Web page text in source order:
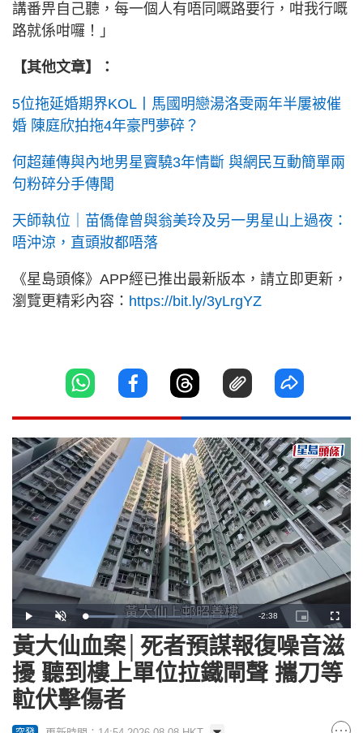
講番畀自己聽，每一個人有唔同嘅路要行，咁我行嘅
路就係咁囉！」
【其他文章】：
5位拖延婚期界KOL丨馬國明戀湯洛雯兩年半屢被催
婚 陳庭欣拍拖4年豪門夢碎？
何超蓮傳與內地男星竇驍3年情斷 與網民互動簡單兩
句粉碎分手傳聞
天師執位｜苗僑偉曾與翁美玲及另一男星山上過夜：
唔沖涼，直頭妝都唔落
《星島頭條》APP經已推出最新版本，請立即更新，
瀏覽更精彩內容： https://bit.ly/3yLrgYZ
Play Unmute Loaded:
20.41%
Remaining
Time
-2:38
Picture-
in-
Picture
黃大仙血案│死者預謀報復噪音滋
擾 聽到樓上單位拉鐵閘聲 攜刀等
𨋢伏擊傷者